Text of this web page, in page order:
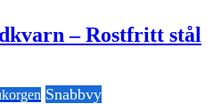
– Rostfritt stål
Snabbvy